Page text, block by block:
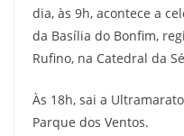
dia, às 9h, acontece a
da Basília do Bonfim,
Rufino, na Catedral da
Às 18h, sai a
Parque dos Ventos.